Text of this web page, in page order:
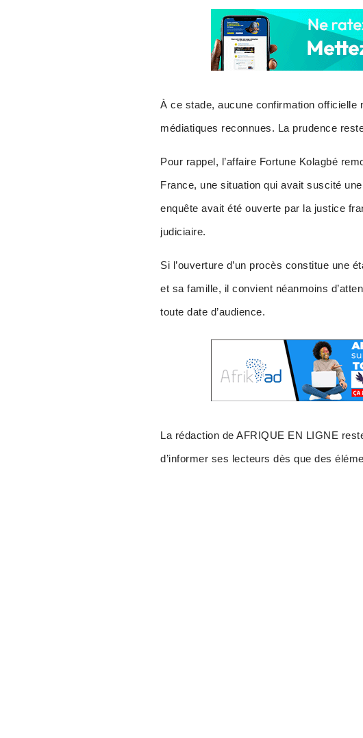
À ce stade, aucune confirmation officielle
médiatiques reconnues. La prudence
Pour rappel, l’affaire Fortune Kolagbé
France, une situation qui avait suscité
enquête avait été ouverte par la justice
judiciaire.
Si l’ouverture d’un procès constitue une
et sa famille, il convient néanmoins
toute date d’audience.
La rédaction de AFRIQUE EN LIGNE
d’informer ses lecteurs dès que des